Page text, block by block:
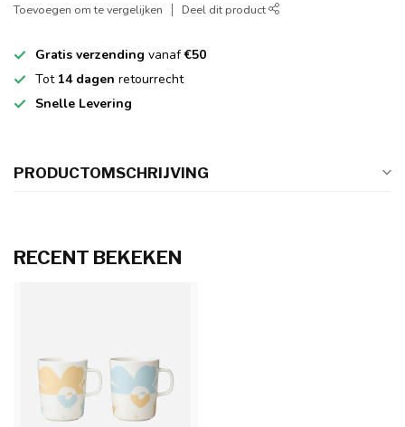
Toevoegen om te vergelijken Deel dit product
Gratis verzending vanaf€50
Tot 14 dagen retourrecht
Snelle Levering
PRODUCTOMSCHRIJVING
RECENT BEKEKEN